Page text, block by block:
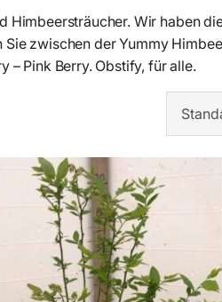
Himbeersträucher. Wir haben
zwischen der Yummy
– Pink Berry. Obstify, für alle.